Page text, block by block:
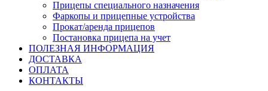
Прицепы специального назначения
Фаркопы и прицепные устройства
Прокат/аренда прицепов
Постановка прицепа на учет
ПОЛЕЗНАЯ ИНФОРМАЦИЯ
ДОСТАВКА
ОПЛАТА
КОНТАКТЫ